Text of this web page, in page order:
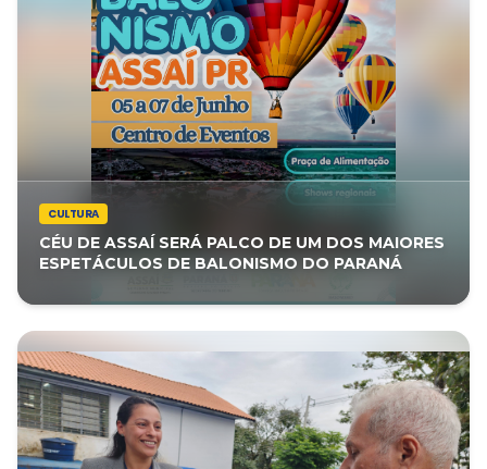
CULTURA
CÉU DE ASSAÍ SERÁ PALCO DE UM DOS MAIORES
ESPETÁCULOS DE BALONISMO DO PARANÁ